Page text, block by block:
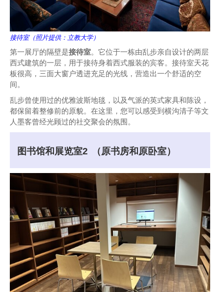
接待室（照片提供：立教大学）
第一展厅的隔壁是接待室。它位于一栋由乱步亲自设计的两层
西式建筑的一层，用于接待身着西式服装的宾客。接待室天花
板很高，三面大窗户透进充足的光线，营造出一个舒适的空
间。
乱步曾使用过的优雅波斯地毯，以及气派的英式家具和陈设，
都保留着整修前的原貌。在这里，您可以感受到横沟清子等文
人墨客曾经光顾过的社交聚会的氛围。
图书馆和展览室2 （原书房和原卧室）